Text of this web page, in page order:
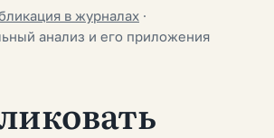
в журналах ·
анализ и его приложения